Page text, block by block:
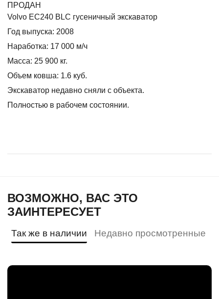
ПРОДАН
Volvo EC240 BLC гусеничный экскаватор
Год выпуска: 2008
Наработка: 17 000 м/ч
Масса: 25 900 кг.
Объем ковша: 1.6 куб.
Экскаватор недавно сняли с объекта.
Полностью в рабочем состоянии.
ВОЗМОЖНО, ВАС ЭТО
ЗАИНТЕРЕСУЕТ
Так же в наличии Недавно просмотренные